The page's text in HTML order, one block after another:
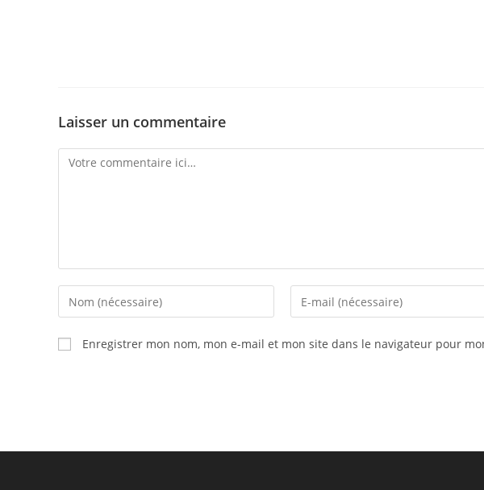
Laisser un commentaire
Comment
Enter
your
name
or
Enter
your
Enregistrer mon nom, mon e-mail et mon site dans le navigateur pour